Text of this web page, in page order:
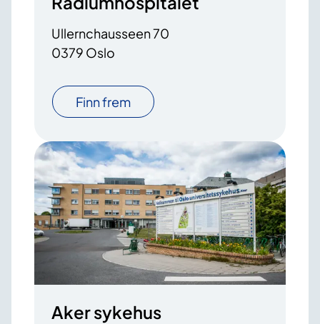
Ullernchausseen 70
0379 Oslo
Finn frem
Aker sykehus